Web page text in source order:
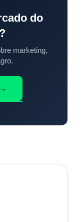
do
marketing,